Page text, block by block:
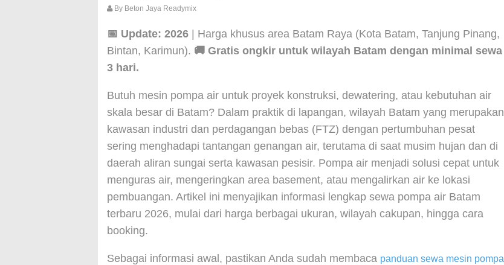
By Beton Jaya Readymix
📅 Update: 2026 | Harga khusus area Batam Raya (Kota Batam, Tanjung Pinang,
Bintan, Karimun). 🚚 Gratis ongkir untuk wilayah Batam dengan minimal sewa
3 hari.
Butuh mesin pompa air untuk proyek konstruksi, dewatering, atau kebutuhan air
skala besar di Batam? Dalam praktik di lapangan, wilayah Batam yang merupakan
kawasan industri dan perdagangan bebas (FTZ) dengan pertumbuhan pesat
sering menghadapi tantangan genangan air, terutama di saat musim hujan dan di
daerah aliran sungai serta kawasan pesisir. Pompa air menjadi solusi cepat untuk
menguras air, mengeringkan area basement, atau mengalirkan air ke lokasi
pembuangan. Artikel ini menyajikan informasi lengkap sewa pompa air Batam
terbaru 2026, mulai dari harga berbagai ukuran, wilayah cakupan, hingga cara
booking.
Sebagai informasi awal, pastikan Anda sudah membaca panduan sewa mesin pompa